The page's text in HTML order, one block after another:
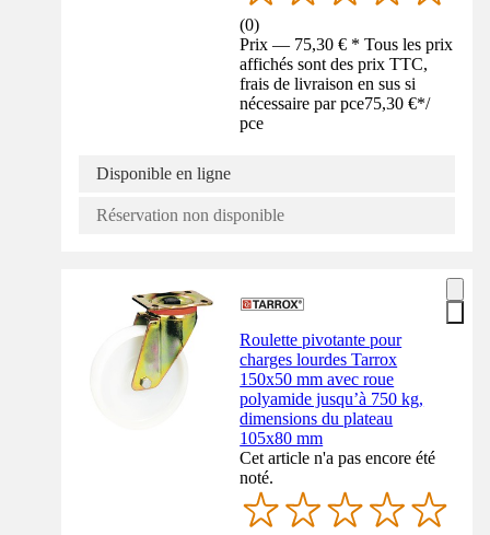
(0)
Prix — 75,30 € * Tous les prix
affichés sont des prix TTC,
frais de livraison en sus si
nécessaire par pce75,30 €*/
pce
Disponible en ligne
Réservation non disponible
Roulette pivotante pour
charges lourdes Tarrox
150x50 mm avec roue
polyamide jusqu’à 750 kg,
dimensions du plateau
105x80 mm
Cet article n'a pas encore été
noté.